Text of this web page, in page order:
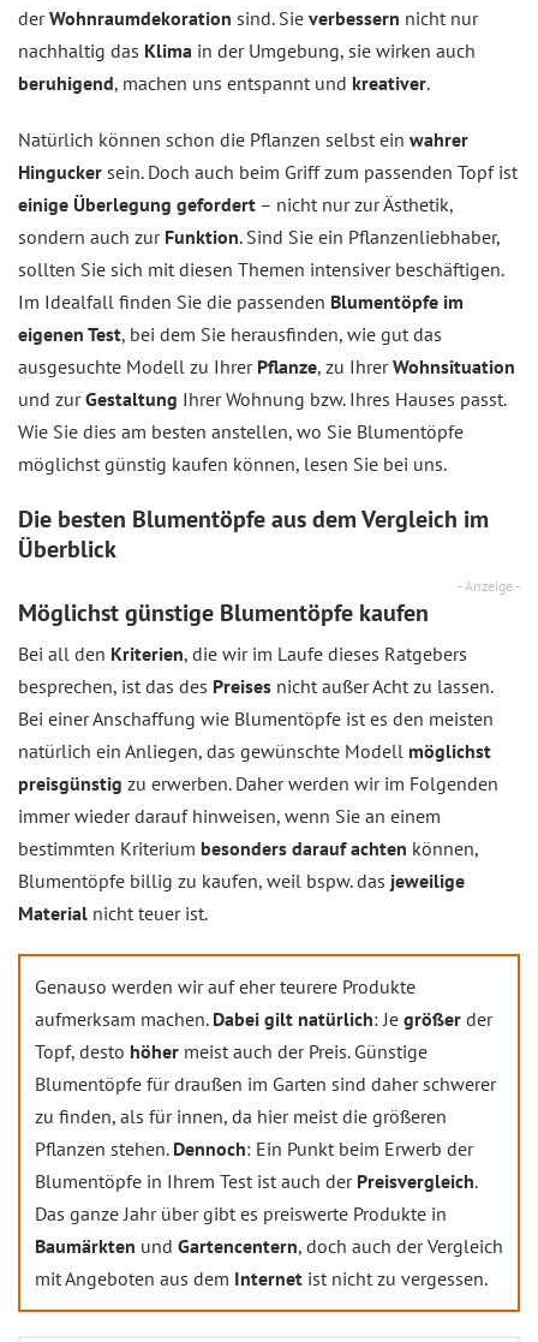
derWohnraumdekoration sind. Sie verbessern nicht nur
nachhaltig das Klima in der Umgebung, sie wirken auch
beruhigend, machen uns entspannt und kreativer.
Natürlich können schon die Pflanzen selbst ein wahrer
Hingucker sein. Doch auch beim Griff zum passenden Topf ist
einige Überlegung gefordert – nicht nur zur Ästhetik,
sondern auch zur Funktion. Sind Sie ein Pflanzenliebhaber,
sollten Sie sich mit diesen Themen intensiver beschäftigen.
Im Idealfall finden Sie die passenden Blumentöpfe im
eigenen Test, bei dem Sie herausfinden, wie gut das
ausgesuchte Modell zu Ihrer Pflanze, zu IhrerWohnsituation
und zurGestaltung Ihrer Wohnung bzw. Ihres Hauses passt.
Wie Sie dies am besten anstellen, wo Sie Blumentöpfe
möglichst günstig kaufen können, lesen Sie bei uns.
Die besten Blumentöpfe aus demVergleich im
Überblick
- Anzeige -
Möglichst günstige Blumentöpfe kaufen
Bei all den Kriterien, die wir im Laufe dieses Ratgebers
besprechen, ist das des Preises nicht außer Acht zu lassen.
Bei einer Anschaffung wie Blumentöpfe ist es den meisten
natürlich ein Anliegen, das gewünschte Modell möglichst
preisgünstig zu erwerben. Daher werden wir im Folgenden
immer wieder darauf hinweisen, wenn Sie an einem
bestimmten Kriterium besonders darauf achten können,
Blumentöpfe billig zu kaufen, weil bspw. das jeweilige
Material nicht teuer ist.
Genauso werden wir auf eher teurere Produkte
aufmerksam machen. Dabei gilt natürlich: Je größer der
Topf, desto höher meist auch der Preis. Günstige
Blumentöpfe für draußen im Garten sind daher schwerer
zu finden, als für innen, da hier meist die größeren
Pflanzen stehen. Dennoch: Ein Punkt beim Erwerb der
Blumentöpfe in Ihrem Test ist auch der Preisvergleich.
Das ganze Jahr über gibt es preiswerte Produkte in
Baumärkten und Gartencentern, doch auch der Vergleich
mit Angeboten aus dem Internet ist nicht zu vergessen.